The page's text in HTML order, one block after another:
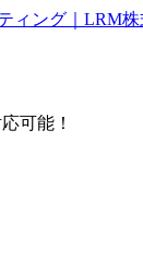
可能！